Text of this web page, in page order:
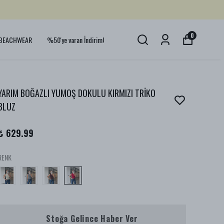
%50'ye varan İndirim! 0
BOĞAZLI YUMOŞ DOKULU KIRMIZI TRİKO
629.99
Stoğa Gelince Haber Ver